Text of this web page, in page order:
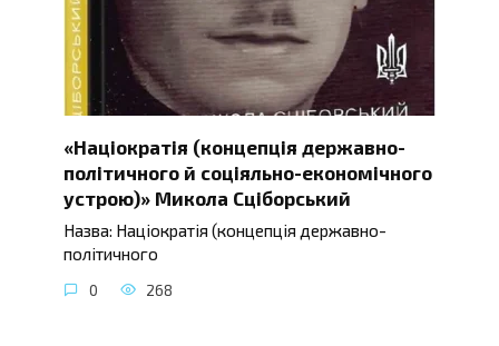
«Націократія (концепція державно-
політичного й соціяльно-економічного
устрою)» Микола Сціборський
Назва: Націократія (концепція державно-
політичного
0 268